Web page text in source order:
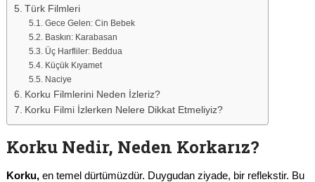
Türk Filmleri
Gece Gelen: Cin Bebek
Baskın: Karabasan
Üç Harfliler: Beddua
Küçük Kıyamet
Naciye
Korku Filmlerini Neden İzleriz?
Korku Filmi İzlerken Nelere Dikkat Etmeliyiz?
Korku Nedir, Neden Korkarız?
Korku,en temel dürtümüzdür. Duygudan ziyade, bir reflekstir. Bu